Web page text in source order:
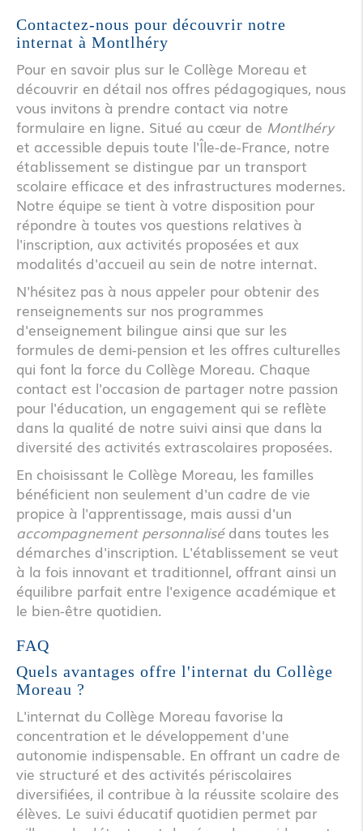
Contactez-nous pour découvrir notre
internat à Montlhéry
Pour en savoir plus sur le Collège Moreau et
découvrir en détail nos offres pédagogiques, nous
vous invitons à prendre contact via notre
formulaire en ligne. Situé au cœur de Montlhéry
et accessible depuis toute l'Île-de-France, notre
établissement se distingue par un transport
scolaire efficace et des infrastructures modernes.
Notre équipe se tient à votre disposition pour
répondre à toutes vos questions relatives à
l'inscription, aux activités proposées et aux
modalités d'accueil au sein de notre internat.
N'hésitez pas à nous appeler pour obtenir des
renseignements sur nos programmes
d'enseignement bilingue ainsi que sur les
formules de demi-pension et les offres culturelles
qui font la force du Collège Moreau. Chaque
contact est l'occasion de partager notre passion
pour l'éducation, un engagement qui se reflète
dans la qualité de notre suivi ainsi que dans la
diversité des activités extrascolaires proposées.
En choisissant le Collège Moreau, les familles
bénéficient non seulement d'un cadre de vie
propice à l'apprentissage, mais aussi d'un
accompagnement personnalisédans toutes les
démarches d'inscription. L'établissement se veut
à la fois innovant et traditionnel, offrant ainsi un
équilibre parfait entre l'exigence académique et
le bien-être quotidien.
FAQ
Quels avantages offre l'internat du Collège
Moreau ?
L'internat du Collège Moreau favorise la
concentration et le développement d'une
autonomie indispensable. En offrant un cadre de
vie structuré et des activités périscolaires
diversifiées, il contribue à la réussite scolaire des
élèves. Le suivi éducatif quotidien permet par